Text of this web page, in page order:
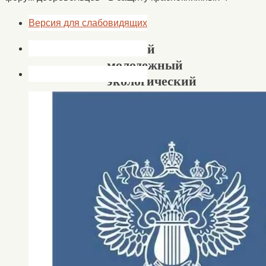
Первый
молодежный
экологический
форум
краснокнижных».
23.02.2021
23.02.2021
Новости,
новости
Версия для слабовидящих